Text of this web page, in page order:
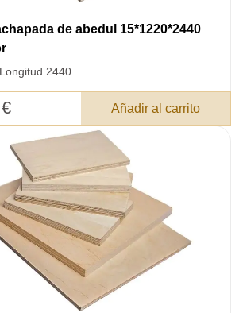
de abedul 15*1220*2440
Longitud 2440
€ Añadir al carrito
datos personales
son obligatorios.
Total a pagar: 3050 €